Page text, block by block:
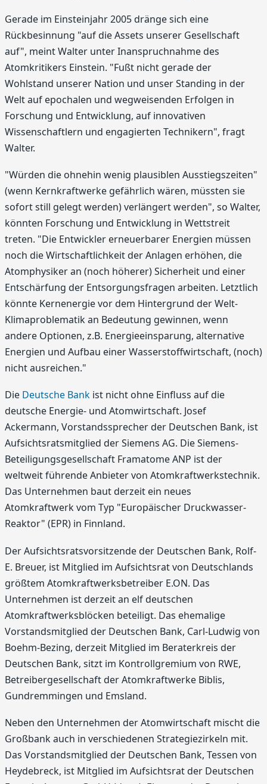
Gerade im Einsteinjahr 2005 dränge sich eine
Rückbesinnung "auf die Assets unserer Gesellschaft
auf", meint Walter unter Inanspruchnahme des
Atomkritikers Einstein. "Fußt nicht gerade der
Wohlstand unserer Nation und unser Standing in der
Welt auf epochalen und wegweisenden Erfolgen in
Forschung und Entwicklung, auf innovativen
Wissenschaftlern und engagierten Technikern", fragt
Walter.
"Würden die ohnehin wenig plausiblen Ausstiegszeiten"
(wenn Kernkraftwerke gefährlich wären, müssten sie
sofort still gelegt werden) verlängert werden", so Walter,
könnten Forschung und Entwicklung in Wettstreit
treten. "Die Entwickler erneuerbarer Energien müssen
noch die Wirtschaftlichkeit der Anlagen erhöhen, die
Atomphysiker an (noch höherer) Sicherheit und einer
Entschärfung der Entsorgungsfragen arbeiten. Letztlich
könnte Kernenergie vor dem Hintergrund der Welt-
Klimaproblematik an Bedeutung gewinnen, wenn
andere Optionen, z.B. Energieeinsparung, alternative
Energien und Aufbau einer Wasserstoffwirtschaft, (noch)
nicht ausreichen."
Die Deutsche Bank ist nicht ohne Einfluss auf die
deutsche Energie- und Atomwirtschaft. Josef
Ackermann, Vorstandssprecher der Deutschen Bank, ist
Aufsichtsratsmitglied der Siemens AG. Die Siemens-
Beteiligungsgesellschaft Framatome ANP ist der
weltweit führende Anbieter von Atomkraftwerkstechnik.
Das Unternehmen baut derzeit ein neues
Atomkraftwerk vom Typ "Europäischer Druckwasser-
Reaktor" (EPR) in Finnland.
Der Aufsichtsratsvorsitzende der Deutschen Bank, Rolf-
E. Breuer, ist Mitglied im Aufsichtsrat von Deutschlands
größtem Atomkraftwerksbetreiber E.ON. Das
Unternehmen ist derzeit an elf deutschen
Atomkraftwerksblöcken beteiligt. Das ehemalige
Vorstandsmitglied der Deutschen Bank, Carl-Ludwig von
Boehm-Bezing, derzeit Mitglied im Beraterkreis der
Deutschen Bank, sitzt im Kontrollgremium von RWE,
Betreibergesellschaft der Atomkraftwerke Biblis,
Gundremmingen und Emsland.
Neben den Unternehmen der Atomwirtschaft mischt die
Großbank auch in verschiedenen Strategiezirkeln mit.
Das Vorstandsmitglied der Deutschen Bank, Tessen von
Heydebreck, ist Mitglied im Aufsichtsrat der Deutschen